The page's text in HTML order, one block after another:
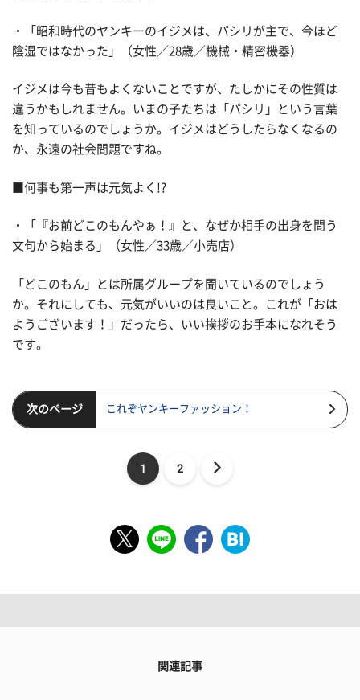
・「昭和時代のヤンキーのイジメは、パシリが主で、今ほど
陰湿ではなかった」（女性／28歳／機械・精密機器）
イジメは今も昔もよくないことですが、たしかにその性質は
違うかもしれません。いまの子たちは「パシリ」という言葉
を知っているのでしょうか。イジメはどうしたらなくなるの
か、永遠の社会問題ですね。
■何事も第一声は元気よく!?
・「『お前どこのもんやぁ！』と、なぜか相手の出身を問う
文句から始まる」（女性／33歳／小売店）
「どこのもん」とは所属グループを聞いているのでしょう
か。それにしても、元気がいいのは良いこと。これが「おは
ようございます！」だったら、いい挨拶のお手本になれそう
です。
次のページ これぞヤンキーファッション！
1 2
関連記事